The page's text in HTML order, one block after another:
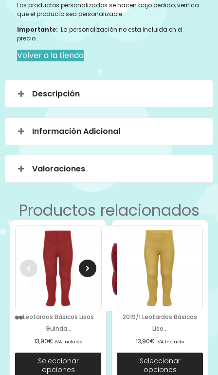
Los productos personalizados se hacen bajo pedido, verifica
que el producto sea personalizable:
Importante: La personalización no esta incluida en el
precio.
Volver a la tienda
Descripción
Información Adicional
Valoraciones
Productos relacionados
Leotardos Básicos Lisos
Guinda...
13,90€ IVA Incluido
Seleccionar
opciones
2019/1 Leotardos Básicos
Liso...
13,90€ IVA Incluido
Seleccionar
opciones